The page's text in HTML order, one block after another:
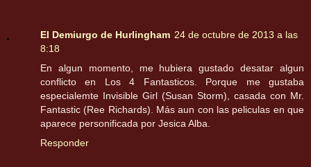
El Demiurgo de Hurlingham 24 de octubre de 2013 a las
8:18
En algun momento, me hubiera gustado desatar algun
conflicto en Los 4 Fantasticos. Porque me gustaba
especialemte Invisible Girl (Susan Storm), casada con Mr.
Fantastic (Ree Richards). Más aun con las peliculas en que
aparece personificada por Jesica Alba.
Responder